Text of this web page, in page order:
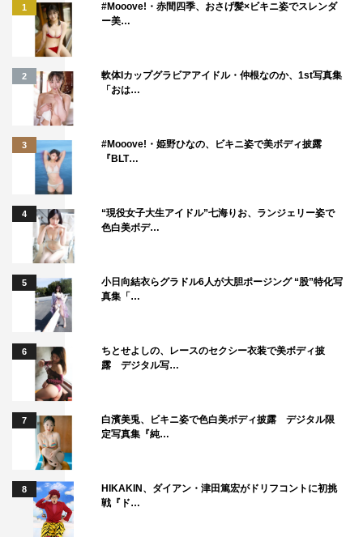
1
#Mooove!・赤間四季、おさげ髪×ビキニ姿でスレンダ
ー美…
2
軟体Iカップグラビアアイドル・仲根なのか、1st写真集
「おは…
3
#Mooove!・姫野ひなの、ビキニ姿で美ボディ披露
『BLT…
4
“現役女子大生アイドル”七海りお、ランジェリー姿で
色白美ボデ…
5
小日向結衣らグラドル6人が大胆ポージング “股”特化写
真集「…
6
ちとせよしの、レースのセクシー衣装で美ボディ披
露 デジタル写…
7
白濱美兎、ビキニ姿で色白美ボディ披露 デジタル限
定写真集『純…
8
HIKAKIN、ダイアン・津田篤宏がドリフコントに初挑
戦『ド…